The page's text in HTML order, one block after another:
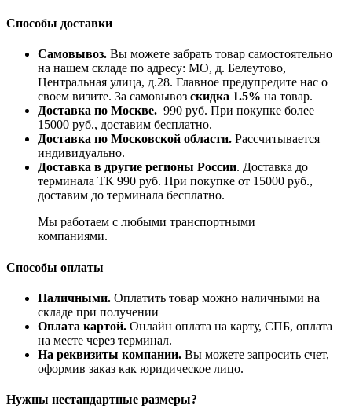
Способы доставки
Самовывоз. Вы можете забрать товар самостоятельно
на нашем складе по адресу: МО, д. Белеутово,
Центральная улица, д.28. Главное предупредите нас о
своем визите. За самовывоз скидка 1.5% на товар.
Доставка по Москве. 990 руб. При покупке более
15000 руб., доставим бесплатно.
Доставка по Московской области. Рассчитывается
индивидуально.
Доставка в другие регионы России. Доставка до
терминала ТК 990 руб. При покупке от 15000 руб.,
доставим до терминала бесплатно.
Мы работаем с любыми транспортными
компаниями.
Способы оплаты
Наличными. Оплатить товар можно наличными на
складе при получении
Оплата картой. Онлайн оплата на карту, СПБ, оплата
на месте через терминал.
На реквизиты компании. Вы можете запросить счет,
оформив заказ как юридическое лицо.
Нужны нестандартные размеры?